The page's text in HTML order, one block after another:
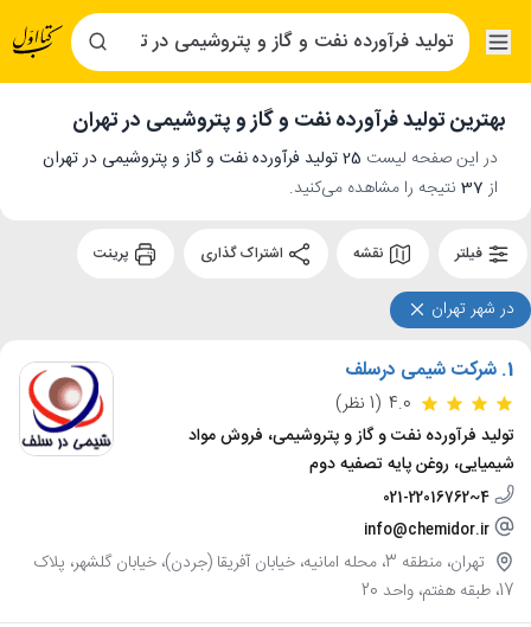
بهترین تولید فرآورده نفت و گاز و پتروشیمی در تهران
در این صفحه لیست 25 تولید فرآورده نفت و گاز و پتروشیمی در تهران
از 37 نتیجه را مشاهده می‌کنید.
فیلتر نقشه
در شهر تهران
1. شرکت شیمی درسلف
4.0 (1 نظر)
تولید فرآورده نفت و گاز و پتروشیمی، فروش مواد
شیمیایی، روغن پایه تصفیه دوم
021-22016762~4
info@chemidor.ir
تهران، منطقه 3، محله امانیه، خیابان آفریقا (جردن)، خیابان گلشهر، پلاک
17، طبقه هفتم، واحد 20